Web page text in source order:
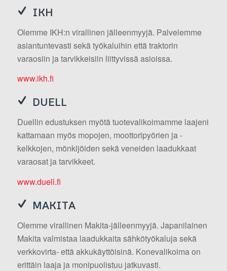
IKH
Olemme IKH:n virallinen jälleenmyyjä. Palvelemme
asiantuntevasti sekä työkaluihin että traktorin
varaosiin ja tarvikkeisiin liittyvissä asioissa.
www.ikh.fi
DUELL
Duellin edustuksen myötä tuotevalikoimamme laajeni
kattamaan myös mopojen, moottoripyörien ja -
kelkkojen, mönkijöiden sekä veneiden laadukkaat
varaosat ja tarvikkeet.
www.duell.fi
MAKITA
Olemme virallinen Makita-jälleenmyyjä. Japanilainen
Makita valmistaa laadukkaita sähkötyökaluja sekä
verkkovirta- että akkukäyttöisinä. Konevalikoima on
erittäin laaja ja monipuolistuu jatkuvasti.